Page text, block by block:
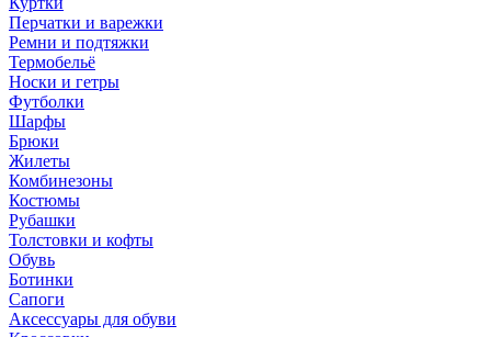
Перчатки и варежки
Ремни и подтяжки
Термобельё
Носки и гетры
Футболки
Шарфы
Брюки
Жилеты
Комбинезоны
Костюмы
Рубашки
Толстовки и кофты
Обувь
Ботинки
Сапоги
Аксессуары для обуви